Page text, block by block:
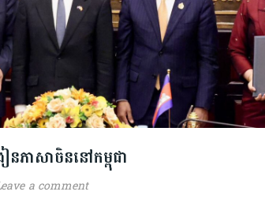
នភាសាចិននៅ​កម្ពុជា
a comment